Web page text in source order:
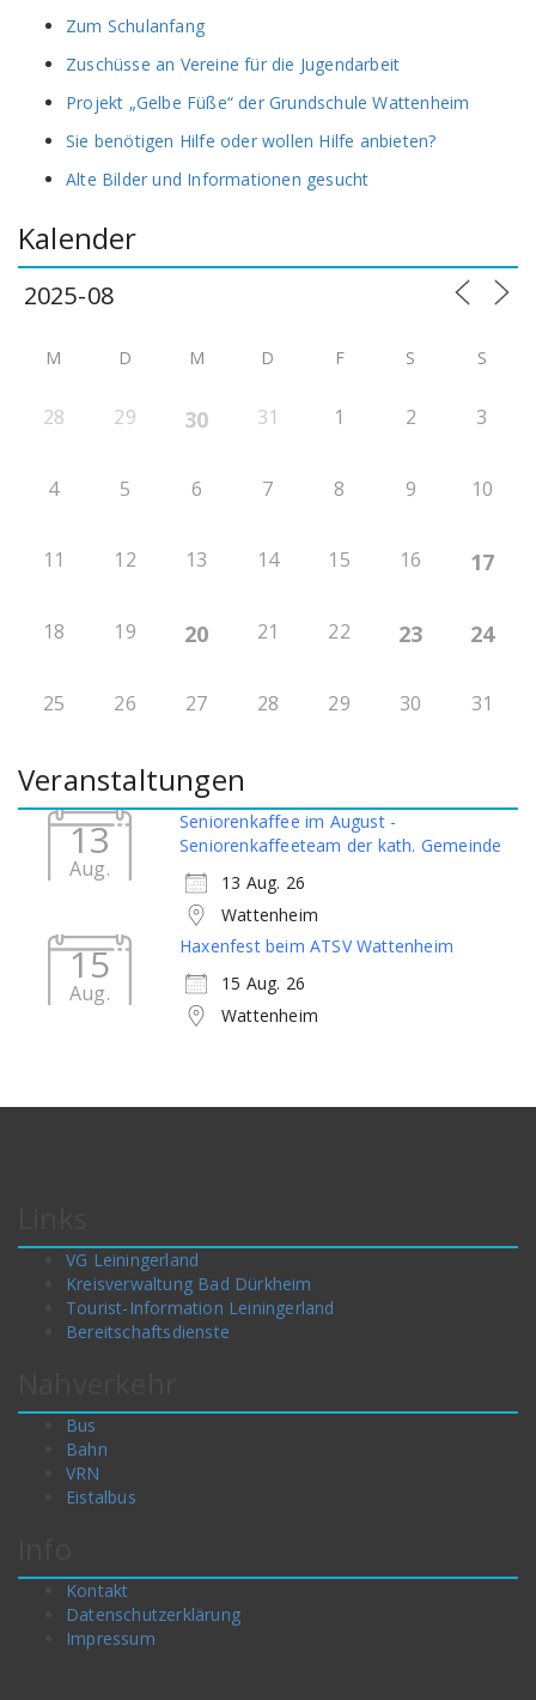
Zum Schulanfang
Zuschüsse an Vereine für die Jugendarbeit
Projekt „Gelbe Füße“ der Grundschule Wattenheim
Sie benötigen Hilfe oder wollen Hilfe anbieten?
Alte Bilder und Informationen gesucht
Kalender
M D M D F S S
28 29 30 31 1 2 3
4 5 6 7 8 9 10
11 12 13 14 15 16 17
18 19 20 21 22 23 24
25 26 27 28 29 30 31
Veranstaltungen
13
Aug.
Seniorenkaffee im August -
Seniorenkaffeeteam der kath. Gemeinde
13 Aug. 26
Wattenheim
15
Aug.
Haxenfest beim ATSV Wattenheim
15 Aug. 26
Wattenheim
VG Leiningerland
Kreisverwaltung Bad Dürkheim
Tourist-Information Leiningerland
Bereitschaftsdienste
Bus
Bahn
VRN
Eistalbus
Kontakt
Datenschutzerklärung
Impressum